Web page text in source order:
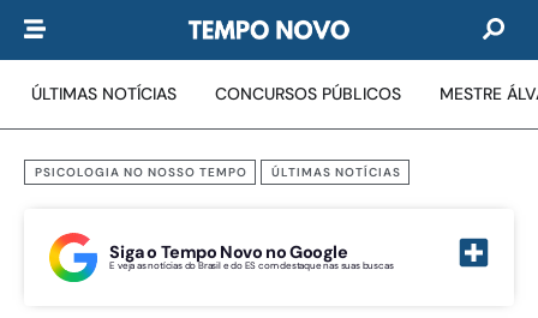
ÚLTIMAS NOTÍCIAS CONCURSOS PÚBLICOS MESTRE
PSICOLOGIA NO NOSSO TEMPO ÚLTIMAS NOTÍCIAS
Siga o Tempo Novo no Google
E veja as notícias do Brasil e do ES com destaque nas suas buscas